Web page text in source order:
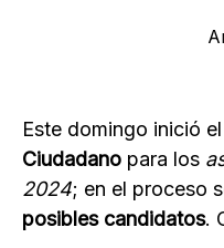
Este domingo inició el
Ciudadano para los
2024; en el proceso
posibles candidatos.